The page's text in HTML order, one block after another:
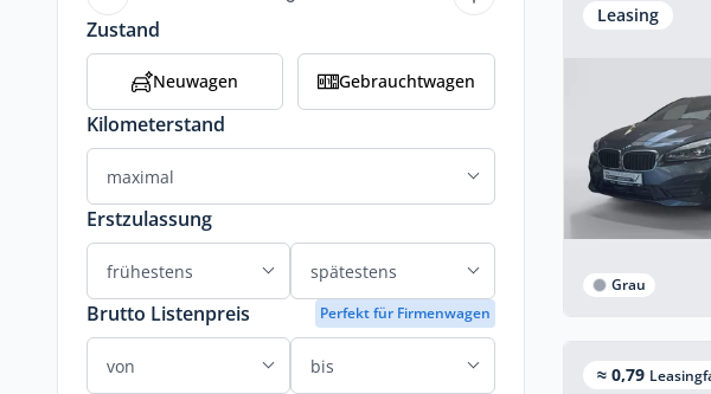
Zustand
Neuwagen Gebrauchtwagen
Kilometerstand
Erstzulassung
Brutto Listenpreis Perfekt für Firmenwagen
Leasing
Grau
≈ 0,79